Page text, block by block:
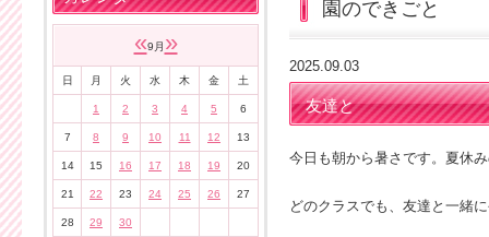
園のできごと
2025.09.03
友達と
今日も朝から暑さです。夏休
どのクラスでも、友達と一緒
«9月 »
日 月 火 水 木 金 土
1 2 3 4 5 6
7 8 9 10 11 12 13
14 15 16 17 18 19 20
21 22 23 24 25 26 27
28 29 30